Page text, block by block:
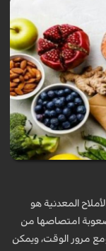
المعدنية هو
صعوبة امتصاصها من
مرور الوقت، ويمكن